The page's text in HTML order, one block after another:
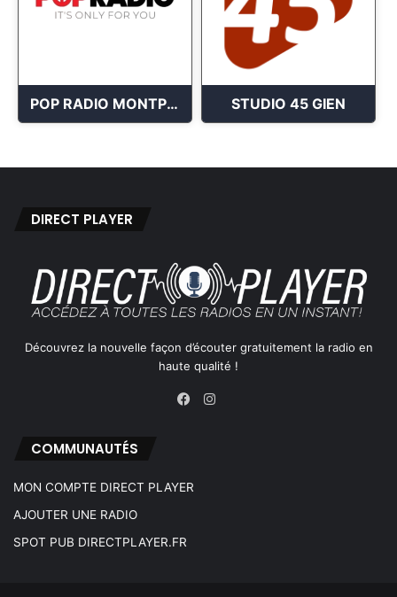
POP RADIO MONTPELLIER STUDIO 45 GIEN
DIRECT PLAYER
Découvrez la nouvelle façon d’écouter gratuitement la radio en
haute qualité !
Instagram
COMMUNAUTÉS
MON COMPTE DIRECT PLAYER
AJOUTER UNE RADIO
SPOT PUB DIRECTPLAYER.FR